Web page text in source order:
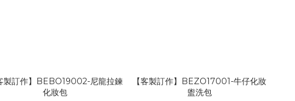
製訂作】BEBO19002-尼龍拉鍊
化妝包
【客製訂作】BEZO17001-牛仔化妝
盥洗包